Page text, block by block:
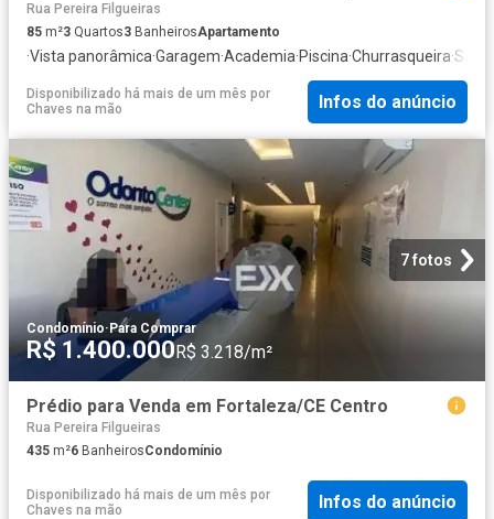
Rua Pereira Filgueiras
85 m²3 Quartos3 BanheirosApartamento
·Vista panorâmica·Garagem·Academia·Piscina·Churrasqueira·Sala
Disponibilizado há mais de um mês por
Chaves na mão
Infos do anúncio
7 fotos
Condomínio· Para Comprar
R$ 1.400.000R$ 3.218/m²
Prédio para Venda em Fortaleza/CE Centro
Rua Pereira Filgueiras
435 m²6 BanheirosCondomínio
Disponibilizado há mais de um mês por
Chaves na mão
Infos do anúncio